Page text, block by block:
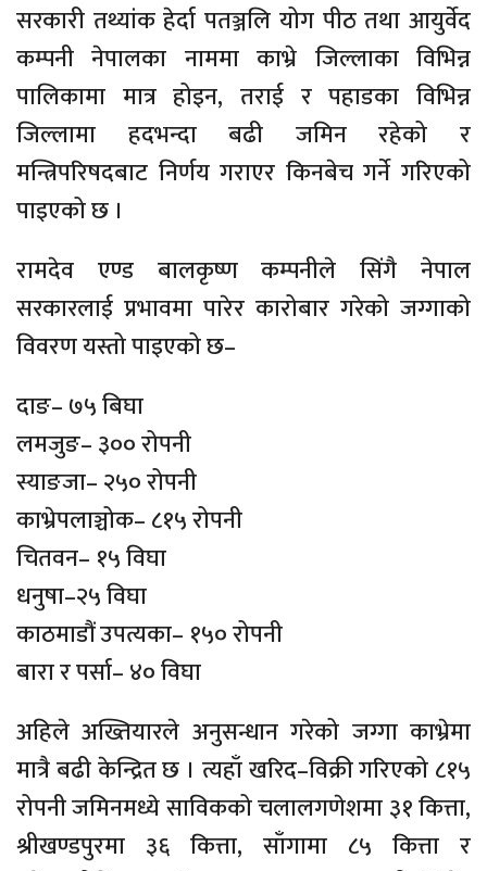
सरकारी तथ्यांक हेर्दा पतञ्जलि योग पीठ तथा आयुर्वेद
कम्पनी नेपालका नाममा काभ्रे जिल्लाका विभिन्न
पालिकामा मात्र होइन, तराई र पहाडका विभिन्न
जिल्लामा हदभन्दा बढी जमिन रहेको र
मन्त्रिपरिषदबाट निर्णय गराएर किनबेच गर्ने गरिएको
पाइएको छ ।
रामदेव एण्ड बालकृष्ण कम्पनीले सिंगै नेपाल
सरकारलाई प्रभावमा पारेर कारोबार गरेको जग्गाको
विवरण यस्तो पाइएको छ–
दाङ– ७५ बिघा
लमजुङ– ३०० रोपनी
स्याङजा– २५० रोपनी
काभ्रेपलाञ्चोक– ८१५ रोपनी
चितवन– १५ विघा
धनुषा–२५ विघा
काठमाडौं उपत्यका– १५० रोपनी
बारा र पर्सा– ४० विघा
अहिले अख्तियारले अनुसन्धान गरेको जग्गा काभ्रेमा
मात्रै बढी केन्द्रित छ । त्यहाँ खरिद–विक्री गरिएको ८१५
रोपनी जमिनमध्ये साविकको चलालगणेशमा ३१ कित्ता,
श्रीखण्डपुरमा ३६ कित्ता, साँगामा ८५ कित्ता र